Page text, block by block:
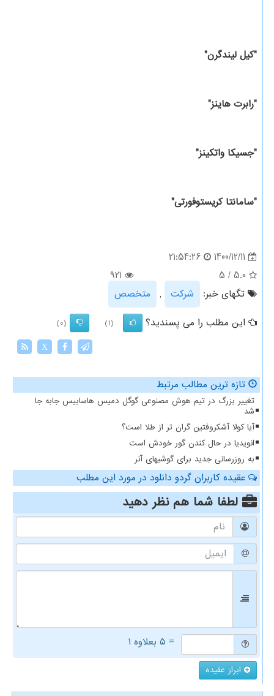
"کیل لیندگرن"
"رابرت هاینز"
"جسیکا واتکینز"
"سامانتا کریستوفورتی"
1400/12/11
21:54:26
5.0
/
5
921
تگهای خبر:
شركت ,
متخصص
این مطلب را می پسندید؟
(1)
(0)
X
تازه ترین مطالب مرتبط
تغییر بزرگ در تیم هوش مصنوعی گوگل دمیس هاسابیس جابه جا
شد
آیا کولا آشکروفتین گران تر از طلا است؟
انویدیا در حال کندن گور خودش است
به روزرسانی جدید برای گوشیهای آنر
عقیده کاربران گردو دانلود در مورد این مطلب
لطفا شما همنظر دهید
= ۵ بعلاوه ۱
ابراز عقیده